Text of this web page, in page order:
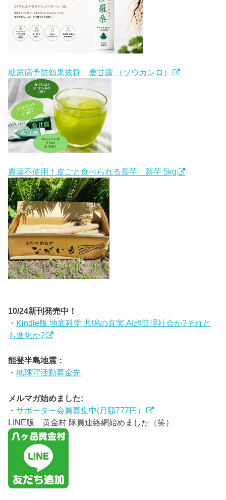
糖尿病予防効果抜群 桑甘露 （ソウカンロ）
農薬不使用！皮ごと食べられる長芋 新芋 5kg
10/24新刊発売中！
・ Kindle版 地底科学 共鳴の真実 AI超管理社会か?それと
も進化か?
能登半島地震：
・地球守活動募金先
メルマガ始めました:
・サポーター会員募集中(月額777円）
LINE版 黄金村 隊員連絡網始めました（笑）